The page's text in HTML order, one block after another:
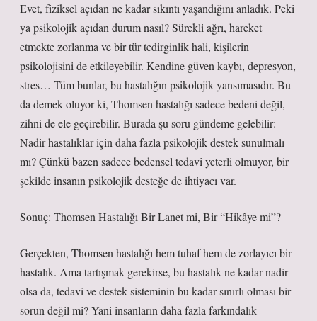
Evet, fiziksel açıdan ne kadar sıkıntı yaşandığını anladık. Peki
ya psikolojik açıdan durum nasıl? Sürekli ağrı, hareket
etmekte zorlanma ve bir tür tedirginlik hali, kişilerin
psikolojisini de etkileyebilir. Kendine güven kaybı, depresyon,
stres… Tüm bunlar, bu hastalığın psikolojik yansımasıdır. Bu
da demek oluyor ki, Thomsen hastalığı sadece bedeni değil,
zihni de ele geçirebilir. Burada şu soru gündeme gelebilir:
Nadir hastalıklar için daha fazla psikolojik destek sunulmalı
mı? Çünkü bazen sadece bedensel tedavi yeterli olmuyor, bir
şekilde insanın psikolojik desteğe de ihtiyacı var.
Sonuç: Thomsen Hastalığı Bir Lanet mi, Bir “Hikâye mi”?
Gerçekten, Thomsen hastalığı hem tuhaf hem de zorlayıcı bir
hastalık. Ama tartışmak gerekirse, bu hastalık ne kadar nadir
olsa da, tedavi ve destek sisteminin bu kadar sınırlı olması bir
sorun değil mi? Yani insanların daha fazla farkındalık